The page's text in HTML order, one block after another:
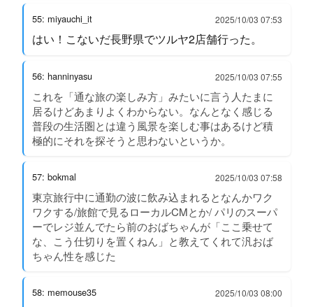
55: miyauchi_it 2025/10/03 07:53
はい！こないだ長野県でツルヤ2店舗行った。
56: hanninyasu 2025/10/03 07:55
これを「通な旅の楽しみ方」みたいに言う人たまに
居るけどあまりよくわからない。なんとなく感じる
普段の生活圏とは違う風景を楽しむ事はあるけど積
極的にそれを探そうと思わないというか。
57: bokmal 2025/10/03 07:58
東京旅行中に通勤の波に飲み込まれるとなんかワク
ワクする/旅館で見るローカルCMとか/ パリのスーパ
ーでレジ並んでたら前のおばちゃんが「ここ乗せて
な、こう仕切りを置くねん」と教えてくれて汎おば
ちゃん性を感じた
58: memouse35 2025/10/03 08:00